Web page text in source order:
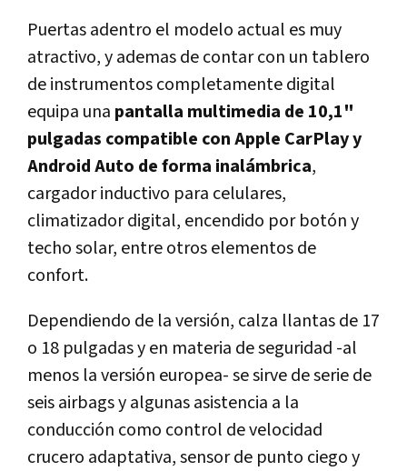
Puertas adentro el modelo actual es muy
atractivo, y ademas de contar con un tablero
de instrumentos completamente digital
equipa una pantalla multimedia de 10,1"
pulgadas compatible con Apple CarPlay y
Android Auto de forma inalámbrica,
cargador inductivo para celulares,
climatizador digital, encendido por botón y
techo solar, entre otros elementos de
confort.
Dependiendo de la versión, calza llantas de 17
o 18 pulgadas y en materia de seguridad -al
menos la versión europea- se sirve de serie de
seis airbags y algunas asistencia a la
conducción como control de velocidad
crucero adaptativa, sensor de punto ciego y